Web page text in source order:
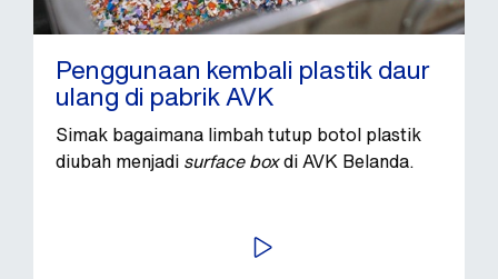
Penggunaan kembali plastik daur
ulang di pabrik AVK
Simak bagaimana limbah tutup botol plastik
diubah menjadi surface boxdi AVK Belanda.
PUTAR VIDEO